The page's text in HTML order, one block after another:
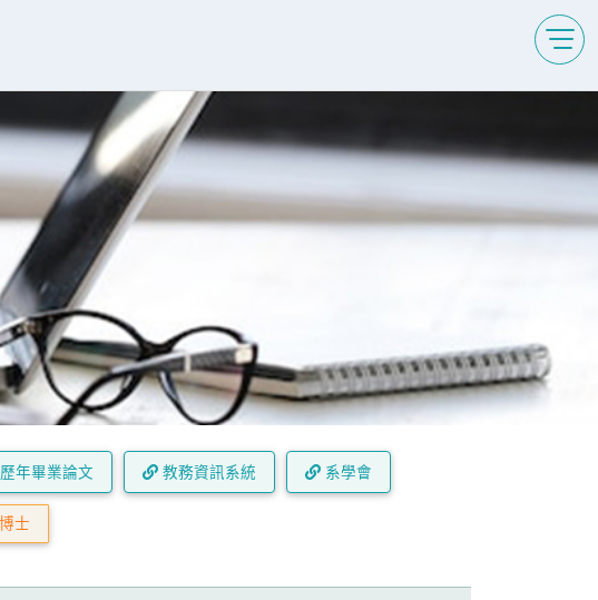
歷年畢業論文 教務資訊系統 系學會
士